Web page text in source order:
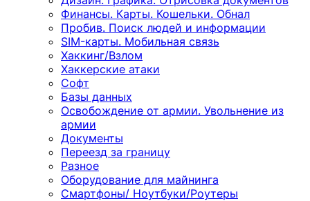
Финансы. Карты. Кошельки. Обнал
Пробив. Поиск людей и информации
SIM-карты. Мобильная связь
Хаккинг/Взлом
Хаккерские атаки
Софт
Базы данных
Освобождение от армии. Увольнение из
армии
Документы
Переезд за границу
Разное
Оборудование для майнинга
Смартфоны/ Ноутбуки/Роутеры